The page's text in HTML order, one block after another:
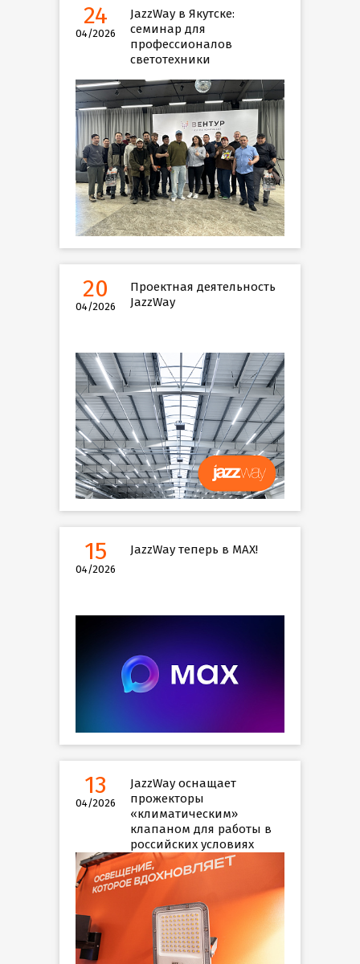
24
04/2026
JazzWay в Якутске:
семинар для
профессионалов
светотехники
20
04/2026
Проектная деятельность
JazzWay
15
04/2026
JazzWay теперь в MAX!
13
04/2026
JazzWay оснащает
прожекторы
«климатическим»
клапаном для работы в
российских условиях